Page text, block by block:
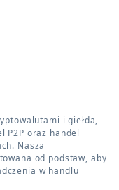
i giełda,
P2P oraz handel
Nasza
od podstaw, aby
w handlu